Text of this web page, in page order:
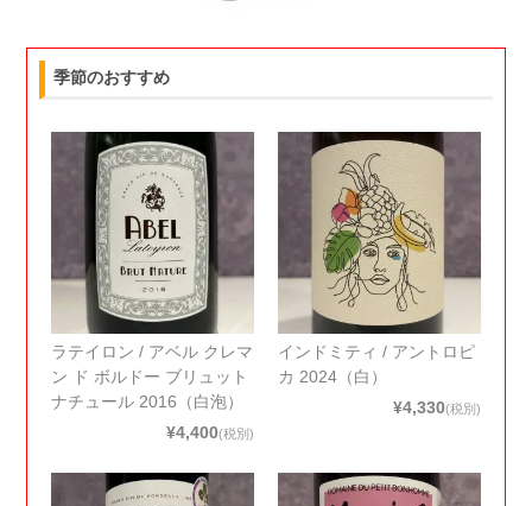
季節のおすすめ
ラテイロン / アベル クレマ
ン ド ボルドー ブリュット
ナチュール 2016（白泡）
¥4,400(税別)
インドミティ / アントロピ
カ 2024（白）
¥4,330(税別)